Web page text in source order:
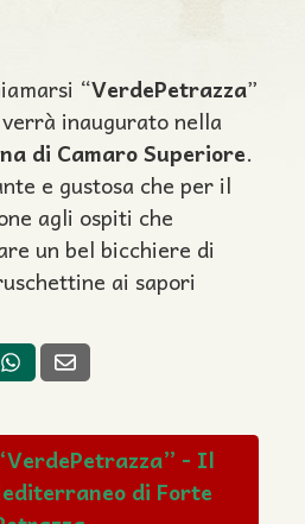
“VerdePetrazza”
inaugurato nella
di Camaro Superiore.
e gustosa che per il
agli ospiti che
un bel bicchiere di
ai sapori
- Il
di Forte